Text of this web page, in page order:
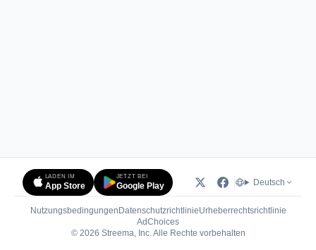
LADEN IM
App Store
JETZT BEI
Google Play Deutsch
Nutzungsbedingungen DatenschutzrichtlinieUrheberrechtsrichtlinie
AdChoices(öffnet in neuem Tab)
© 2026 Streema, Inc. Alle Rechte vorbehalten